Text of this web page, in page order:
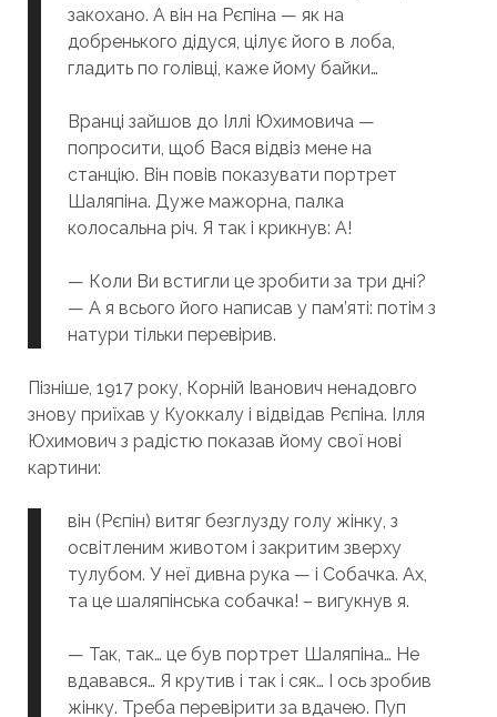
закохано. А він на Рєпіна — як на
добренького дідуся, цілує його в лоба,
гладить по голівці, каже йому байки…
Вранці зайшов до Іллі Юхимовича —
попросити, щоб Вася відвіз мене на
станцію. Він повів показувати портрет
Шаляпіна. Дуже мажорна, палка
колосальна річ. Я так і крикнув: А!
— Коли Ви встигли це зробити за три дні?
— А я всього його написав у пам’яті: потім з
натури тільки перевірив.
Пізніше, 1917 року, Корній Іванович ненадовго
знову приїхав у Куоккалу і відвідав Рєпіна. Ілля
Юхимович з радістю показав йому свої нові
картини:
він (Рєпін) витяг безглузду голу жінку, з
освітленим животом і закритим зверху
тулубом. У неї дивна рука — і Собачка. Ах,
та це шаляпінська собачка! – вигукнув я.
— Так, так… це був портрет Шаляпіна… Не
вдавався… Я крутив і так і сяк… І ось зробив
жінку. Треба перевірити за вдачею. Пуп